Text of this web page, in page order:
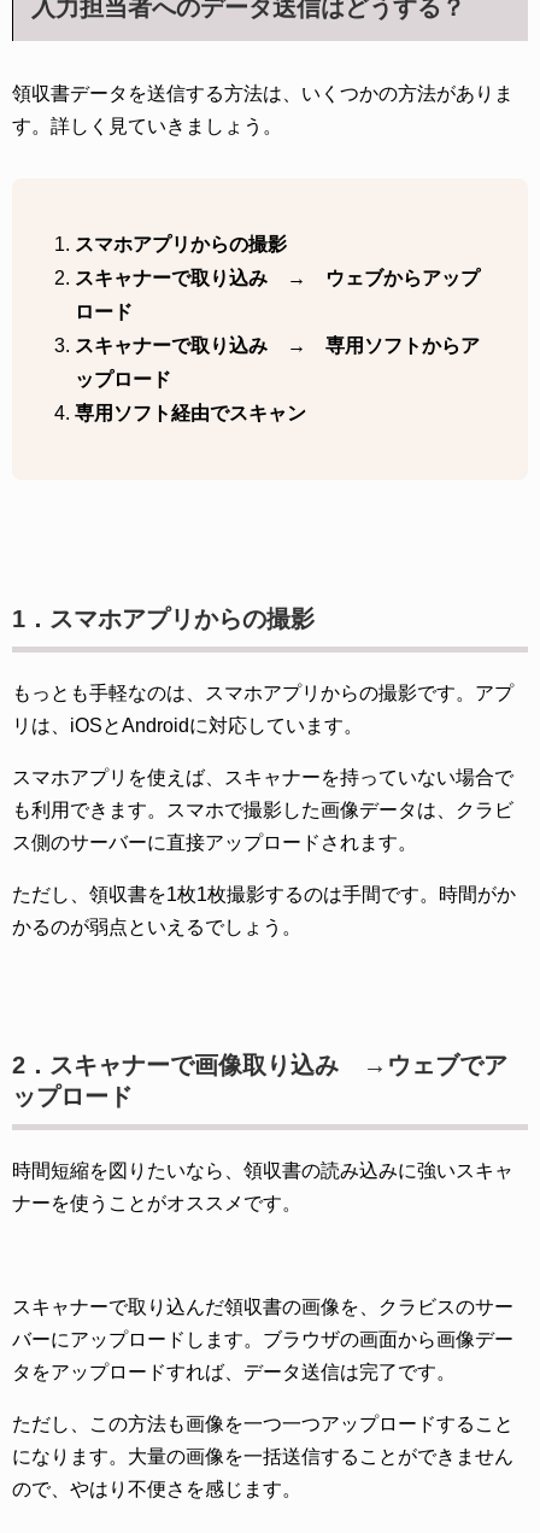
入力担当者へのデータ送信はどうする？
領収書データを送信する方法は、いくつかの方法がありま
す。詳しく見ていきましょう。
スマホアプリからの撮影
スキャナーで取り込み → ウェブからアップ
ロード
スキャナーで取り込み → 専用ソフトからア
ップロード
専用ソフト経由でスキャン
1．スマホアプリからの撮影
もっとも手軽なのは、スマホアプリからの撮影です。アプ
リは、iOSとAndroidに対応しています。
スマホアプリを使えば、スキャナーを持っていない場合で
も利用できます。スマホで撮影した画像データは、クラビ
ス側のサーバーに直接アップロードされます。
ただし、領収書を1枚1枚撮影するのは手間です。時間がか
かるのが弱点といえるでしょう。
2．スキャナーで画像取り込み →ウェブでア
ップロード
時間短縮を図りたいなら、領収書の読み込みに強いスキャ
ナーを使うことがオススメです。
スキャナーで取り込んだ領収書の画像を、クラビスのサー
バーにアップロードします。ブラウザの画面から画像デー
タをアップロードすれば、データ送信は完了です。
ただし、この方法も画像を一つ一つアップロードすること
になります。大量の画像を一括送信することができません
ので、やはり不便さを感じます。